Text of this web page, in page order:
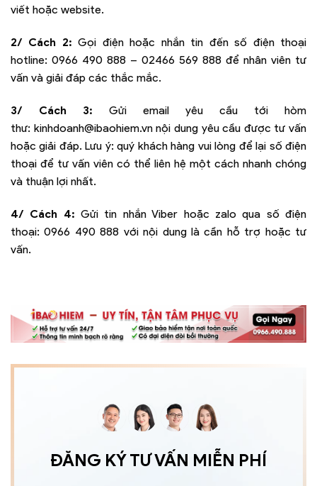
viết hoặc website.
2/ Cách 2: Gọi điện hoặc nhắn tin đến số điện thoại
hotline: 0966 490 888 – 02466 569 888 để nhân viên tư
vấn và giải đáp các thắc mắc.
3/ Cách 3: Gửi email yêu cầu tới hòm
thư: kinhdoanh@ibaohiem.vnnội dung yêu cầu được tư vấn
hoặc giải đáp. Lưu ý: quý khách hàng vui lòng để lại số điện
thoại để tư vấn viên có thể liên hệ một cách nhanh chóng
và thuận lợi nhất.
4/ Cách 4: Gửi tin nhắn Viber hoặc zalo qua số điện
thoại:0966 490 888 với nội dung là cần hỗ trợ hoặc tư
vấn.
ĐĂNG KÝ TƯ VẤN MIỄN PHÍ